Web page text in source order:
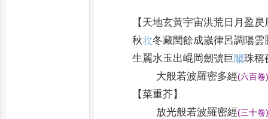
【 天地玄黃宇宙洪荒日月盈昃
秋𭣣冬藏閏餘成嵗律呂調陽雲
生麗水玉出崐岡劒號巨𨷂珠稱
大般若波羅密多經(六百卷
【菜重芥】
放光般若波羅密經(三十卷